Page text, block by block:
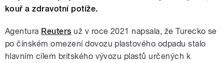
kouř a zdravotní potíže.
Agentura Reuters už v roce 2021 napsala, že Turecko se
po čínském omezení dovozu plastového odpadu stalo
hlavním cílem britského vývozu plastů určených k